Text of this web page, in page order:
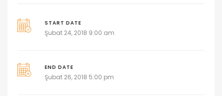
START DATE
Şubat 24, 2018 9:00 am
END DATE
Şubat 26, 2018 5:00 pm